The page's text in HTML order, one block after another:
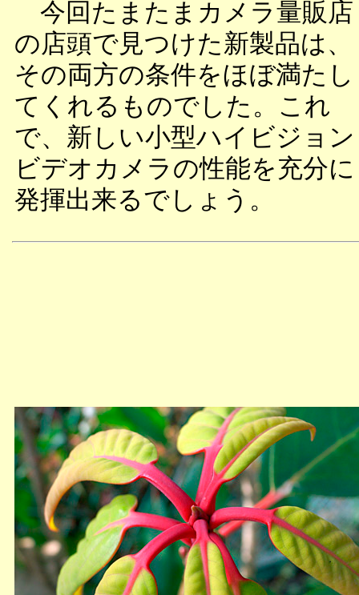
今回たまたまカメラ量販店
の店頭で見つけた新製品は、
その両方の条件をほぼ満たし
てくれるものでした。これ
で、新しい小型ハイビジョン
ビデオカメラの性能を充分に
発揮出来るでしょう。